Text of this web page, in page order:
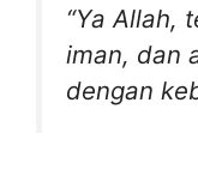
“Ya Allah,
iman, dan
dengan